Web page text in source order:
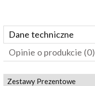
Dane techniczne
Opinie o produkcie (0)
Zestawy Prezentowe